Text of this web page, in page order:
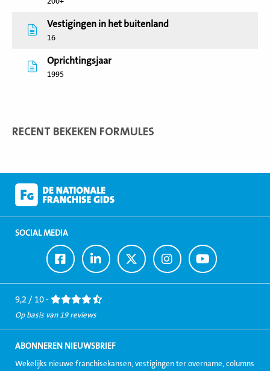
Vestigingen in het buitenland
16
Oprichtingsjaar
1995
RECENT BEKEKEN FORMULES
SOCIAL MEDIA
Ga
naar
Facebook
Ga
naar
LinkedIn
Ga
naar
Twitter
Ga
naar
Instagram
Ga
naar
Youtube
9,2 / 10 -
Op basis van 19 reviews
ABONNEREN NIEUWSBRIEF
Wekelijks nieuwe franchisekansen, vestigingen ter overname, columns